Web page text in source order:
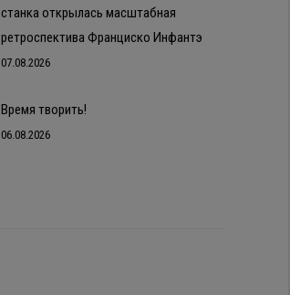
станка открылась масштабная
ретроспектива Франциско Инфантэ
07.08.2026
Время творить!
06.08.2026